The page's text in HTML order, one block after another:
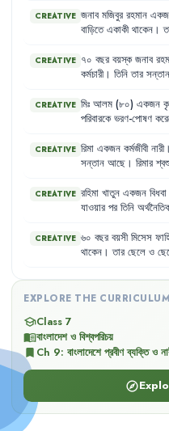
উচ্চশিক্ষার সুযোগ দিতে
CREATIVE জনাব মজিবুর রহমান
বাড়িতে একাকী থাকেন ।
হয়ে পড়েন এবং তার
একটু সঙ্গ এবং যত্নের
CREATIVE ৭০ বছর বয়স্ক জনাব
কর্মচারী। তিনি তার
তাকে ঠিকমতো খাবার দেয়
সাহেব মনে মনে কষ্ট পান
CREATIVE মিঃ আলম (৮০) একজন
পরিবারকে ভরণ-পোষণ
করতে প্রস্তুত নয় এবং
CREATIVE রিমা একজন কর্মজীবী নারী।
সন্তান আছে । রিমার
স্বাধীনতা এবং কর্মজীবনের
CREATIVE রহিমা খাতুন একজন বিধবা
যাওয়ার পর তিনি
কিন্তু এখন বার্ধক্যের
করতে পারেন না। তিনি
CREATIVE ৬০ বছর বয়সী মিসেস
থাকেন । তার ছেলে ও
হয়। এই বয়সে এসব
প্রায়শই অসুস্থ থাকেন,
EXPLORE THE CURRICULUM
schoolClass 7
menu_bookবাংলাদেশ ও বিশ্বপরিচয়
bookmark Ch 9: বাংলাদেশে প্রবীণ ব্যক্তি ও
explore